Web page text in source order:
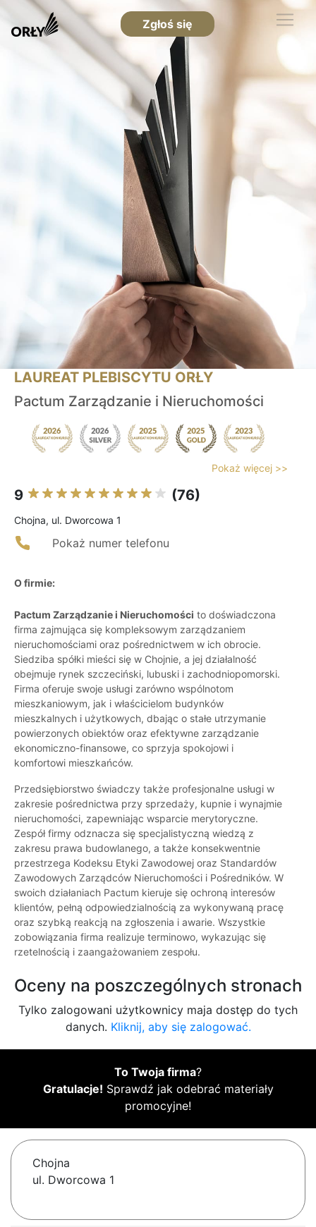
Zgłoś się
LAUREAT PLEBISCYTU ORŁY
Pactum Zarządzanie i Nieruchomości
Pokaż więcej >>
9 (76)
Chojna, ul. Dworcowa 1
Pokaż numer telefonu
O firmie:
Pactum Zarządzanie i Nieruchomości to doświadczona
firma zajmująca się kompleksowym zarządzaniem
nieruchomościami oraz pośrednictwem w ich obrocie.
Siedziba spółki mieści się w Chojnie, a jej działalność
obejmuje rynek szczeciński, lubuski i zachodniopomorski.
Firma oferuje swoje usługi zarówno wspólnotom
mieszkaniowym, jak i właścicielom budynków
mieszkalnych i użytkowych, dbając o stałe utrzymanie
powierzonych obiektów oraz efektywne zarządzanie
ekonomiczno-finansowe, co sprzyja spokojowi i
komfortowi mieszkańców.
Przedsiębiorstwo świadczy także profesjonalne usługi w
zakresie pośrednictwa przy sprzedaży, kupnie i wynajmie
nieruchomości, zapewniając wsparcie merytoryczne.
Zespół firmy odznacza się specjalistyczną wiedzą z
zakresu prawa budowlanego, a także konsekwentnie
przestrzega Kodeksu Etyki Zawodowej oraz Standardów
Zawodowych Zarządców Nieruchomości i Pośredników. W
swoich działaniach Pactum kieruje się ochroną interesów
klientów, pełną odpowiedzialnością za wykonywaną pracę
oraz szybką reakcją na zgłoszenia i awarie. Wszystkie
zobowiązania firma realizuje terminowo, wykazując się
rzetelnością i zaangażowaniem zespołu.
Oceny na poszczególnych stronach
Tylko zalogowani użytkownicy maja dostęp do tych
danych. Kliknij, aby się zalogować.
To Twoja firma?
Gratulacje! Sprawdź jak odebrać materiały
promocyjne!
Chojna
ul. Dworcowa 1